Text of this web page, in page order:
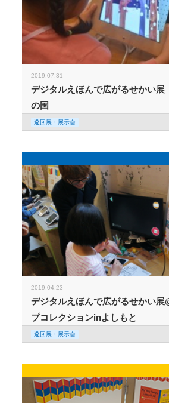
2019.07.31
デジタルえほんで広がるせかい
の国
巡回展・展示会
2019.04.23
デジタルえほんで広がるせかい展
プコレクションinよしもと
巡回展・展示会